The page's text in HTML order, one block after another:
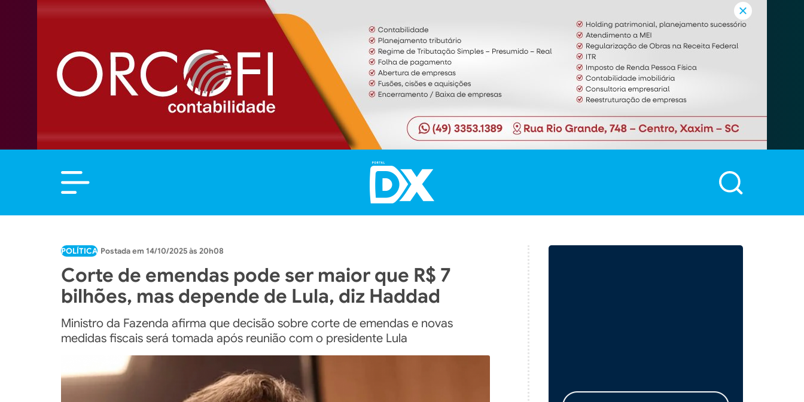
POLÍTICA 14/10/2025 às 20h08
Corte de emendas pode ser maior que R$ 7
bilhões, mas depende de Lula, diz Haddad
Ministro da Fazenda afirma que decisão sobre corte de emendas e novas
medidas fiscais será tomada após reunião com o presidente Lula